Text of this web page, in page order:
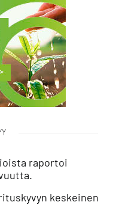
raportoi
keskeinen